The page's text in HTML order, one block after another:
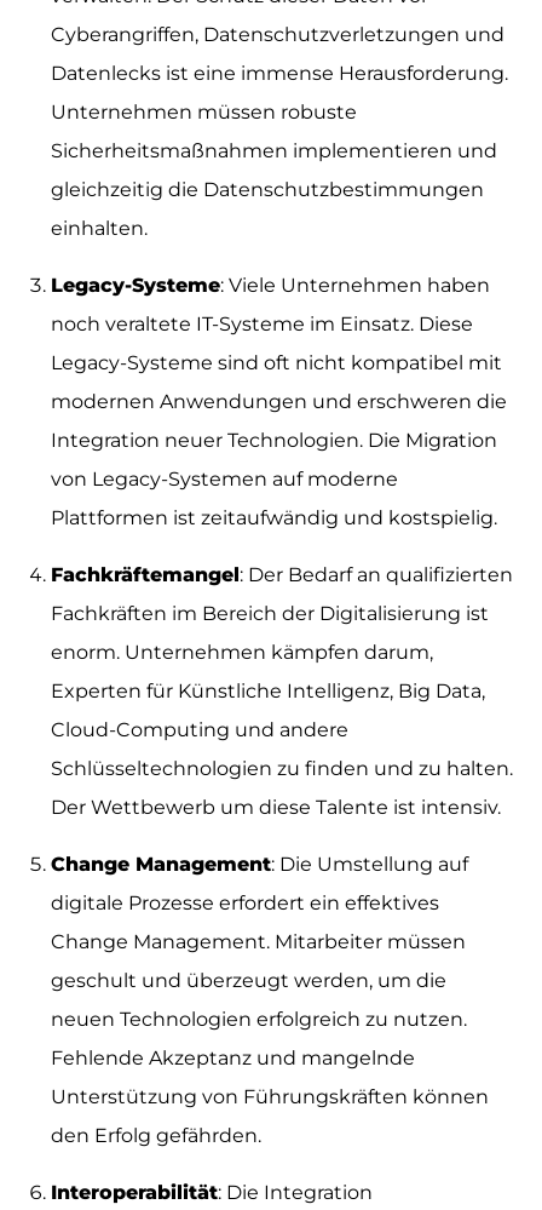
Cyberangriffen, Datenschutzverletzungen und
Datenlecks ist eine immense Herausforderung.
Unternehmen müssen robuste
Sicherheitsmaßnahmen implementieren und
gleichzeitig die Datenschutzbestimmungen
einhalten.
Legacy-Systeme: Viele Unternehmen haben
noch veraltete IT-Systeme im Einsatz. Diese
Legacy-Systeme sind oft nicht kompatibel mit
modernen Anwendungen und erschweren die
Integration neuer Technologien. Die Migration
von Legacy-Systemen auf moderne
Plattformen ist zeitaufwändig und kostspielig.
Fachkräftemangel: Der Bedarf an qualifizierten
Fachkräften im Bereich der Digitalisierung ist
enorm. Unternehmen kämpfen darum,
Experten für Künstliche Intelligenz, Big Data,
Cloud-Computing und andere
Schlüsseltechnologien zu finden und zu halten.
Der Wettbewerb um diese Talente ist intensiv.
Change Management: Die Umstellung auf
digitale Prozesse erfordert ein effektives
Change Management. Mitarbeiter müssen
geschult und überzeugt werden, um die
neuen Technologien erfolgreich zu nutzen.
Fehlende Akzeptanz und mangelnde
Unterstützung von Führungskräften können
den Erfolg gefährden.
Interoperabilität: Die Integration